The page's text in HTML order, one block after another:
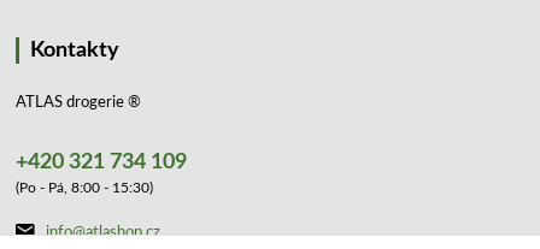
Kontakty
ATLAS drogerie ®
+420 321 734 109
(Po - Pá, 8:00 - 15:30)
info@atlashop.cz